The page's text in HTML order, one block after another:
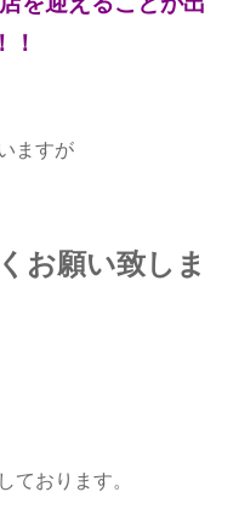
！
ますが
お願い致しま
ております。